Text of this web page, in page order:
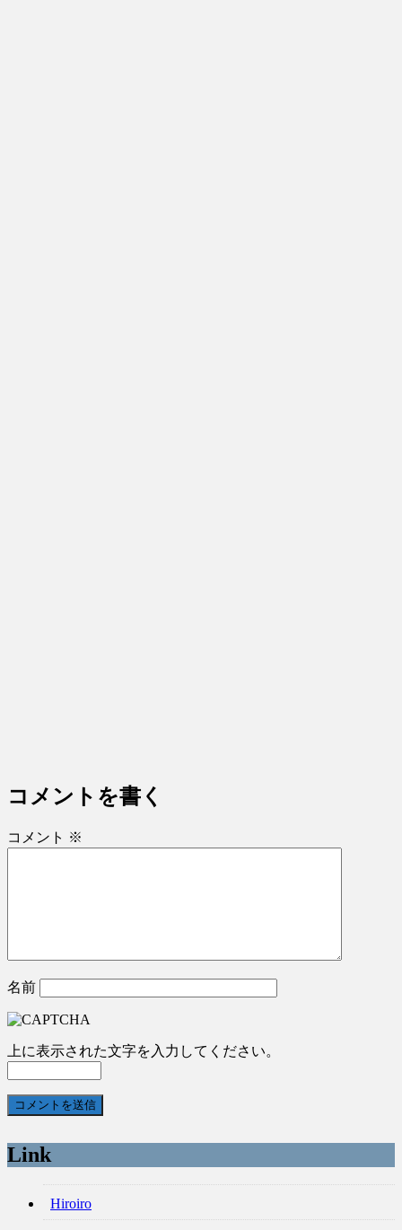
コメントを書く
コメント ※
名前
上に表示された文字を入力してください。
Link
Hiroiro